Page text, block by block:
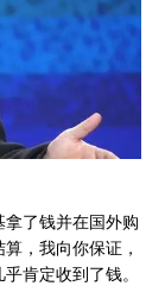
了钱并在国外购
，我向你保证，
肯定收到了钱。